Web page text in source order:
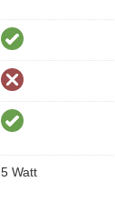
5 Watt